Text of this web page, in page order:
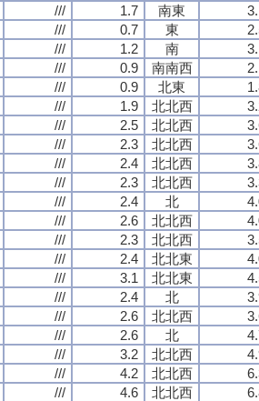
/// 1.7 南東
/// 0.7 東
/// 1.2 南
/// 0.9 南南西
/// 0.9 北東
/// 1.9 北北西
/// 2.5 北北西
/// 2.3 北北西
/// 2.4 北北西
/// 2.3 北北西
/// 2.4 北
/// 2.6 北北西
/// 2.3 北北西
/// 2.4 北北東
/// 3.1 北北東
/// 2.4 北
/// 2.6 北北西
/// 2.6 北
/// 3.2 北北西
/// 4.2 北北西
/// 4.6 北北西